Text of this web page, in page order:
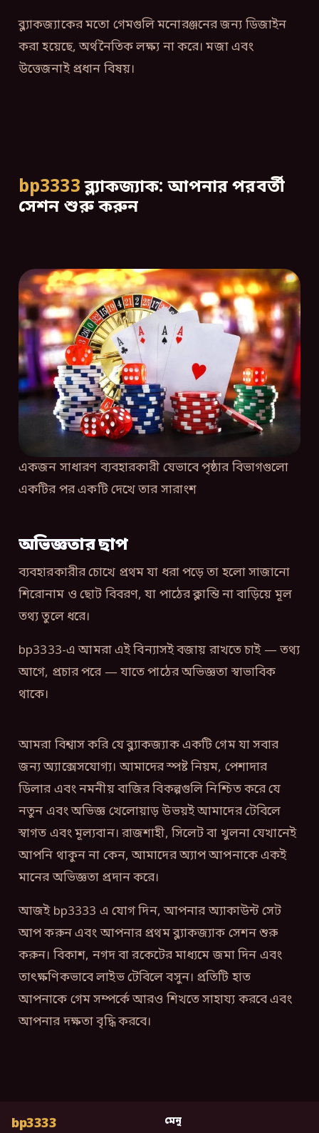
ব্ল্যাকজ্যাকের মতো গেমগুলি মনোরঞ্জনের জন্য ডিজাইন
করা হয়েছে, অর্থনৈতিক লক্ষ্য না করে। মজা এবং
উত্তেজনাই প্রধান বিষয়।
bp3333ব্ল্যাকজ্যাক: আপনার পরবর্তী
সেশন শুরু করুন
একজন সাধারণ ব্যবহারকারী যেভাবে পৃষ্ঠার বিভাগগুলো
একটির পর একটি দেখে তার সারাংশ
অভিজ্ঞতার ছাপ
ব্যবহারকারীর চোখে প্রথম যা ধরা পড়ে তা হলো সাজানো
শিরোনাম ও ছোট বিবরণ, যা পাঠের ক্লান্তি না বাড়িয়ে মূল
তথ্য তুলে ধরে।
bp3333-এ আমরা এই বিন্যাসই বজায় রাখতে চাই — তথ্য
আগে, প্রচার পরে — যাতে পাঠের অভিজ্ঞতা স্বাভাবিক
থাকে।
আমরা বিশ্বাস করি যে ব্ল্যাকজ্যাক একটি গেম যা সবার
জন্য অ্যাক্সেসযোগ্য। আমাদের স্পষ্ট নিয়ম, পেশাদার
ডিলার এবং নমনীয় বাজির বিকল্পগুলি নিশ্চিত করে যে
নতুন এবং অভিজ্ঞ খেলোয়াড় উভয়ই আমাদের টেবিলে
স্বাগত এবং মূল্যবান। রাজশাহী, সিলেট বা খুলনা যেখানেই
আপনি থাকুন না কেন, আমাদের অ্যাপ আপনাকে একই
মানের অভিজ্ঞতা প্রদান করে।
আজই bp3333 এ যোগ দিন, আপনার অ্যাকাউন্ট সেট
আপ করুন এবং আপনার প্রথম ব্ল্যাকজ্যাক সেশন শুরু
করুন। বিকাশ, নগদ বা রকেটের মাধ্যমে জমা দিন এবং
তাৎক্ষণিকভাবে লাইভ টেবিলে বসুন। প্রতিটি হাত
আপনাকে গেম সম্পর্কে আরও শিখতে সাহায্য করবে এবং
আপনার দক্ষতা বৃদ্ধি করবে।
bp3333 মেনু